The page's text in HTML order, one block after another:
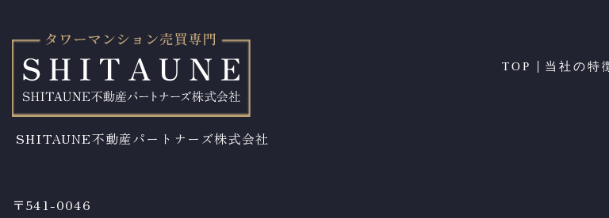
SHITAUNE不動産パートナーズ株式会社
〒541-0046
TOP 当社の特